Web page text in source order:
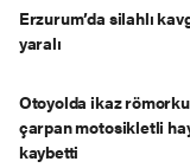
Erzurum’da silahlı
yaralı
Otoyolda ikaz
çarpan motosikletli
kaybetti